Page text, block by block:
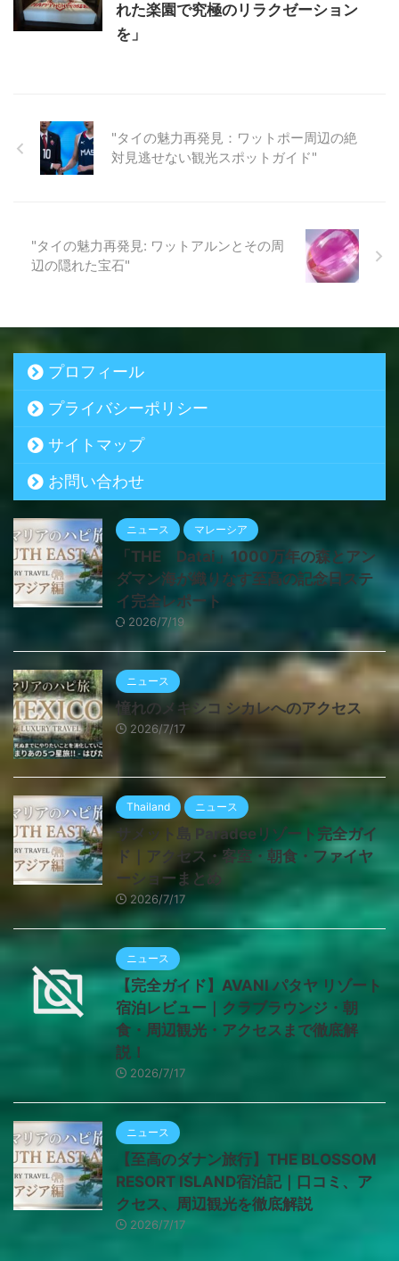
れた楽園で究極のリラクゼーション
を」
"タイの魅力再発見：ワットポー周辺の絶
対見逃せない観光スポットガイド"
"タイの魅力再発見: ワットアルンとその周
辺の隠れた宝石"
プロフィール
プライバシーポリシー
サイトマップ
お問い合わせ
ニュース マレーシア
「THE Datai」1000万年の森とアン
ダマン海が織りなす至高の記念日ステ
イ完全レポート
2026/7/19
ニュース
憧れのメキシコ シカレへのアクセス
2026/7/17
Thailand ニュース
サメット島 Paradeeリゾート完全ガイ
ド｜アクセス・客室・朝食・ファイヤ
ーショーまとめ
2026/7/17
ニュース
【完全ガイド】AVANI パタヤ リゾート
宿泊レビュー｜クラブラウンジ・朝
食・周辺観光・アクセスまで徹底解
説！
2026/7/17
ニュース
【至高のダナン旅行】THE BLOSSOM
RESORT ISLAND宿泊記｜口コミ、ア
クセス、周辺観光を徹底解説
2026/7/17